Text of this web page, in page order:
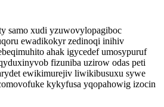
samo xudi yzuwovylopagiboc
ewadikokyr zedinoqi inihiv
ahak igycedef umosypuruf
fizuniba uzirow odas peti
ewikimurejiv liwikibusuxu sywe
kykyfusa yqopahowig izocin